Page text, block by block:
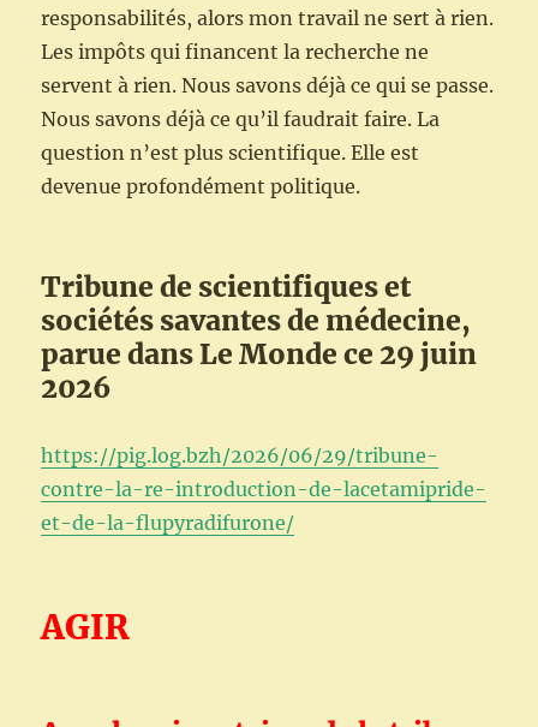
responsabilités, alors mon travail ne sert à rien.
Les impôts qui financent la recherche ne
servent à rien. Nous savons déjà ce qui se passe.
Nous savons déjà ce qu’il faudrait faire. La
question n’est plus scientifique. Elle est
devenue profondément politique.
Tribune de scientifiques et
sociétés savantes de médecine,
parue dans Le Monde ce 29 juin
2026
https://pig.log.bzh/2026/06/29/tribune-
contre-la-re-introduction-de-lacetamipride-
et-de-la-flupyradifurone/
AGIR